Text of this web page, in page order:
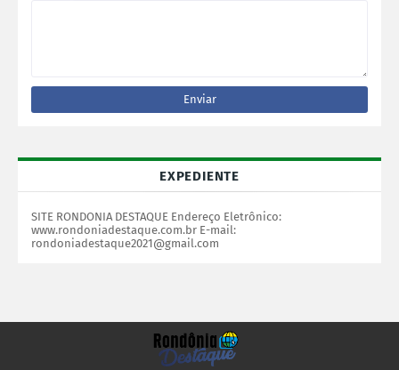
EXPEDIENTE
SITE RONDONIA DESTAQUE Endereço Eletrônico:
www.rondoniadestaque.com.br E-mail:
rondoniadestaque2021@gmail.com